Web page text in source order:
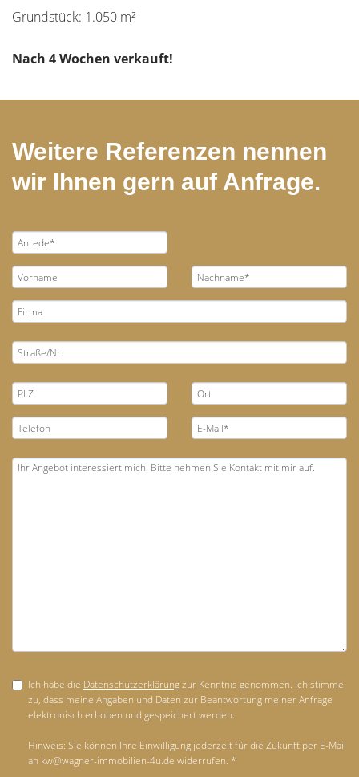
Grundstück: 1.050 m²
Nach 4 Wochen verkauft!
Weitere Referenzen nennen
wir Ihnen gern auf Anfrage.
Ich habe die Datenschutzerklärungzur Kenntnis genommen. Ich stimme
zu, dass meine Angaben und Daten zur Beantwortung meiner Anfrage
elektronisch erhoben und gespeichert werden.
Hinweis: Sie können Ihre Einwilligung jederzeit für die Zukunft per E-Mail
an kw@wagner-immobilien-4u.de widerrufen. *